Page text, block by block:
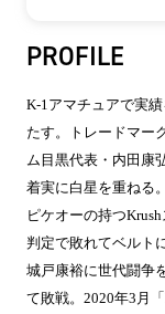
PROFILE
K-1アマチュアで実
たす。トレードマー
ム目黒代表・内田康
着実に白星を重ねる
ピケオーの持つ
判定で敗れてベルト
城戸康裕に世代闘争
て敗戦。2020年3月